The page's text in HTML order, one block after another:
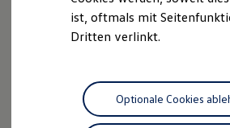
California Club
California Magazin &
Vanlife
California App
California Lifestyle &
Übernachten im California
ist, oftmals mit
Dritten verlinkt.
Optionale Cookies